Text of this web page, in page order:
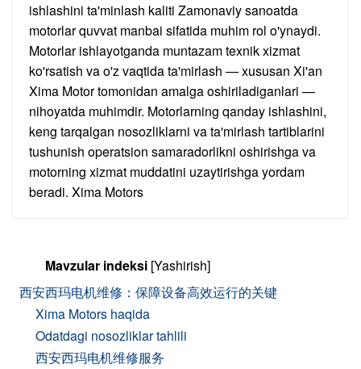
ishlashini ta'minlash kaliti Zamonaviy sanoatda
motorlar quvvat manbai sifatida muhim rol o'ynaydi.
Motorlar ishlayotganda muntazam texnik xizmat
ko'rsatish va o'z vaqtida ta'mirlash — xususan Xi'an
Xima Motor tomonidan amalga oshiriladiganlari —
nihoyatda muhimdir. Motorlarning qanday ishlashini,
keng tarqalgan nosozliklarni va ta'mirlash tartiblarini
tushunish operatsion samaradorlikni oshirishga va
motorning xizmat muddatini uzaytirishga yordam
beradi. Xima Motors
Mavzular indeksi [Yashirish]
西安西玛电机维修：保障设备高效运行的关键
Xima Motors haqida
Odatdagi nosozliklar tahlili
西安西玛电机维修服务